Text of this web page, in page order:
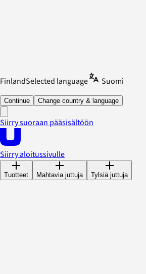
FinlandSelected language Suomi
Continue Change country & language
Siirry suoraan pääsisältöön
Siirry aloitussivulle
Tuotteet Mahtavia juttuja Tylsiä juttuja